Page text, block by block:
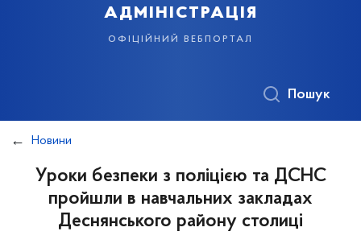
адміністрація
офіційний вебпортал
Пошук
Новини
Уроки безпеки з поліцією та ДСНС
пройшли в навчальних закладах
Деснянського району столиці